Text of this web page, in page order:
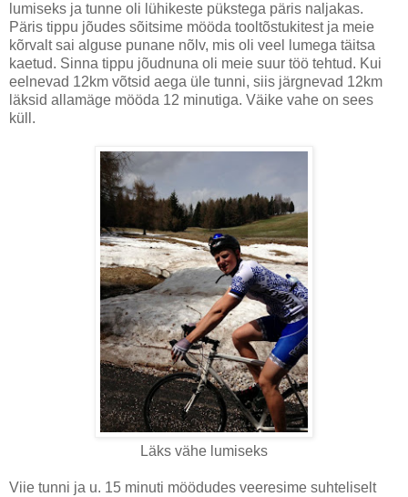
lumiseks ja tunne oli lühikeste pükstega päris naljakas.
Päris tippu jõudes sõitsime mööda tooltõstukitest ja meie
kõrvalt sai alguse punane nõlv, mis oli veel lumega täitsa
kaetud. Sinna tippu jõudnuna oli meie suur töö tehtud. Kui
eelnevad 12km võtsid aega üle tunni, siis järgnevad 12km
läksid allamäge mööda 12 minutiga. Väike vahe on sees
küll.
Läks vähe lumiseks
Viie tunni ja u. 15 minuti möödudes veeresime suhteliselt